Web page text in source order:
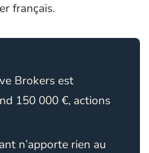
français.
Brokers est
150 000 €, actions
n’apporte rien au